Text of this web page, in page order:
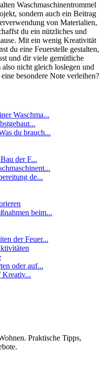
Waschmaschinentrommel
sondern auch ein Beitrag
von Materialien,
du ein nützliches und
Mit ein wenig Kreativität
du eine Feuerstelle gestalten,
und dir viele gemütliche
nicht gleich loslegen und
besondere Note verleihen?
Waschma...
du brauch...
der F...
de...
beim...
der Feuer...
oder auf...
Kreativ...
Praktische Tipps,